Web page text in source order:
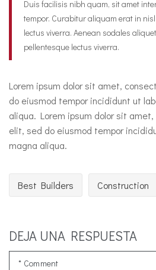
Duis facilisis nibh quam, sit amet
tempor. Curabitur aliquam erat in
lectus viverra. Aenean sodales
pellentesque lectus viverra.
Lorem ipsum dolor sit amet,
do eiusmod tempor incididunt ut
aliqua. Lorem ipsum dolor sit
elit, sed do eiusmod tempor
magna aliqua.
Best Builders Construction
DEJA UNA RESPUESTA